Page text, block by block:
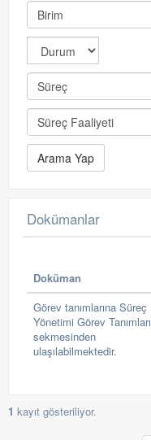
Birim
Süreç
Süreç Faaliyeti
Dokümanlar
Doküman
Görev tanımlarına Süreç
Yönetimi Görev Tanımları
sekmesinden
ulaşılabilmektedir.
1 kayıt gösteriliyor.